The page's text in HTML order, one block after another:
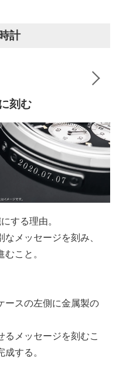
計
刻む
する理由。
メッセージを刻み、
こと。
ースの左側に金属製の
るメッセージを刻むこ
する。